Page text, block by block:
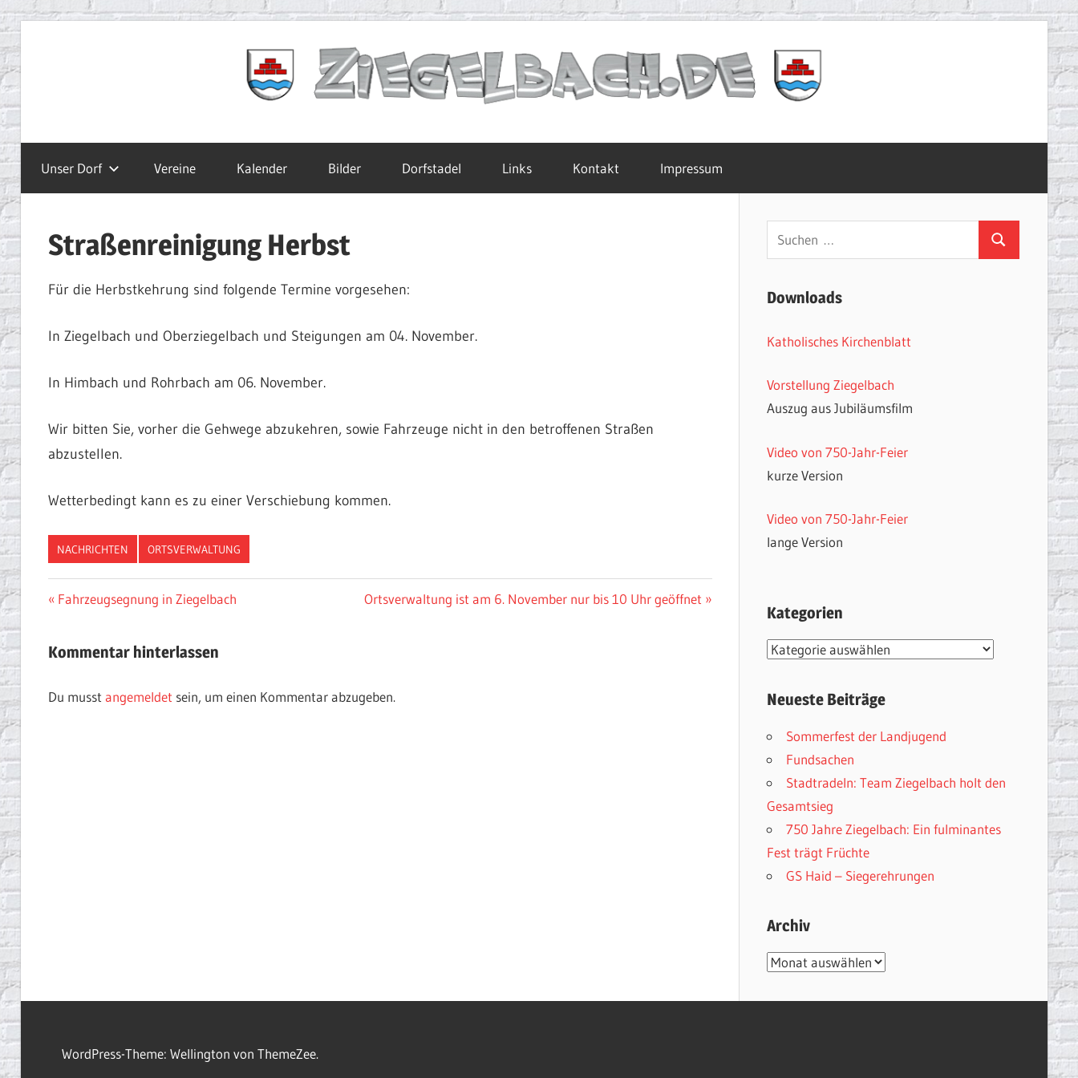
Zum
springen Ziegelbach.de
Unser Dorf Vereine Kalender Bilder Dorfstadel Links Kontakt Impressum
Straßenreinigung Herbst
Für die Herbstkehrung sind folgende Termine vorgesehen:
In Ziegelbach und Oberziegelbach und Steigungen am 04. November.
In Himbach und Rohrbach am 06. November.
Wir bitten Sie, vorher die Gehwege abzukehren, sowie Fahrzeuge nicht in den betroffenen Straßen
abzustellen.
Wetterbedingt kann es zu einer Verschiebung kommen.
NACHRICHTEN ORTSVERWALTUNG
Beitragsnavigation
Vorheriger
Fahrzeugsegnung in Ziegelbach
Nächster
Ortsverwaltung ist am 6. November nur bis 10 Uhr geöffnet
Kommentar hinterlassen
Du musst angemeldet sein, um einen Kommentar abzugeben.
Suchen
nach:
Suchen
Downloads
Katholisches Kirchenblatt
Vorstellung Ziegelbach
Auszug aus Jubiläumsfilm
Video von 750-Jahr-Feier
kurze Version
Video von 750-Jahr-Feier
lange Version
Kategorien
Kategorien
Neueste Beiträge
Sommerfest der Landjugend
Fundsachen
Stadtradeln: Team Ziegelbach holt den
Gesamtsieg
750 Jahre Ziegelbach: Ein fulminantes
Fest trägt Früchte
GS Haid – Siegerehrungen
Archiv
Archiv
WordPress-Theme: Wellington von ThemeZee.